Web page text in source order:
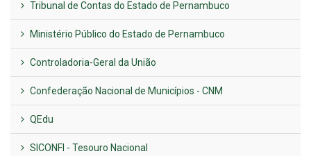
Previous
LINKS ÚTEIS